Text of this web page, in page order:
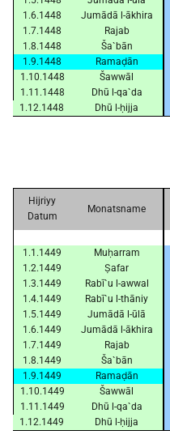
1.6.1448
Jumādā l-ākhira
1.7.1448
Rajab
1.8.1448
Ša`bān
1.9.1448
Ramaḍān
1.10.1448
Šawwāl
1.11.1448
Dhū l-qa`da
1.12.1448
Dhū l-ḥijja
Hijriyy
Datum
Monatsname
1.1.1449 Muḥarram
1.2.1449
Ṣafar
1.3.1449
Rabī`u l-awwal
1.4.1449
Rabī`u l-thāniy
1.5.1449
Jumādā l-ūlā
1.6.1449
Jumādā l-ākhira
1.7.1449
Rajab
1.8.1449
Ša`bān
1.9.1449
Ramaḍān
1.10.1449
Šawwāl
1.11.1449
Dhū l-qa`da
1.12.1449
Dhū l-ḥijja